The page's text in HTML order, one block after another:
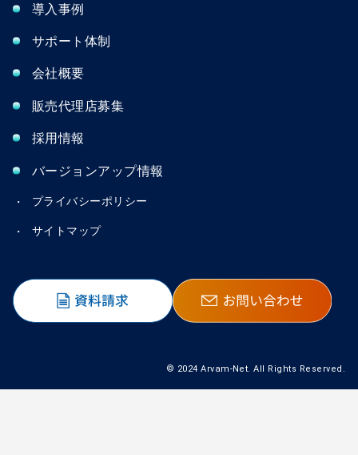
導入事例
サポート体制
会社概要
販売代理店募集
採用情報
バージョンアップ情報
プライバシーポリシー
サイトマップ
© 2024 Arvam-Net. All Rights Reserved.